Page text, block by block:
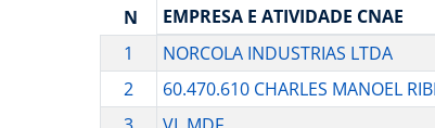
N EMPRESA E ATIVIDADE CNAE
1
NORCOLA INDUSTRIAS LTDA
2
60.470.610 CHARLES MANOEL